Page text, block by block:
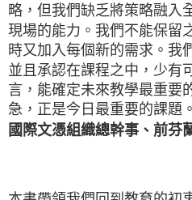
略，但我們缺乏將策略融入
現場的能力。我們不能保留
時又加入每個新的需求。我
並且承認在課程之中，少有
言，能確定未來教學最重要
急，正是今日最重要的課題。
國際文憑組織總幹事、前芬